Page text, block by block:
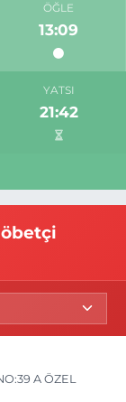
ÖĞLE
13:09
YATSI
21:42
A ÖZEL